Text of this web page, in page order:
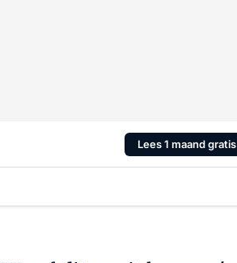
Lees 1 maand gratis